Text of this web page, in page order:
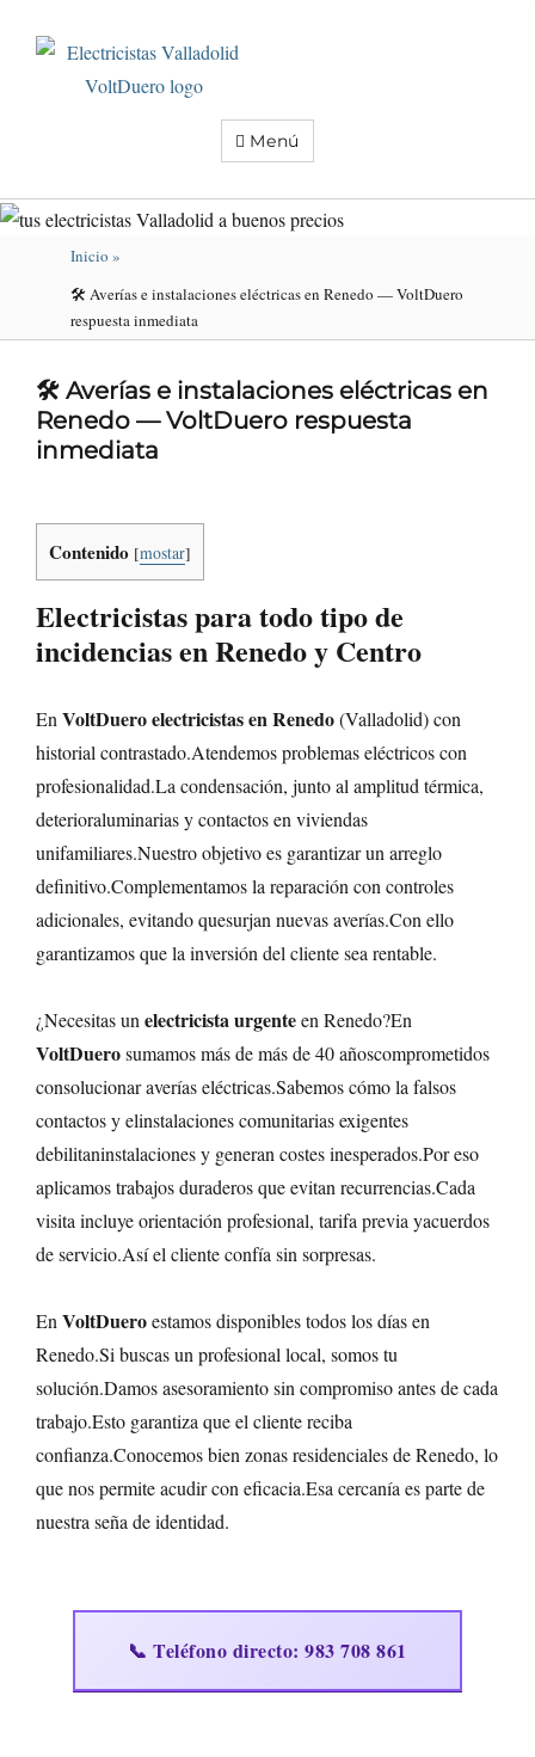
Electricistas
Valladolid
Menú
Inicio »
🛠️ Averías e instalaciones eléctricas en Renedo — VoltDuero
respuesta inmediata
🛠️ Averías e instalaciones eléctricas en
Renedo — VoltDuero respuesta
inmediata
Contenido [mostar]
Electricistas para todo tipo de
incidencias en Renedo y Centro
EnVoltDueroelectricistas en Renedo(Valladolid) con
historial contrastado.Atendemos problemas eléctricos con
profesionalidad.La condensación, junto al amplitud térmica,
deterioraluminarias y contactos en viviendas
unifamiliares.Nuestro objetivo es garantizar un arreglo
definitivo.Complementamos la reparación con controles
adicionales, evitando quesurjan nuevas averías.Con ello
garantizamos que la inversión del cliente sea rentable.
¿Necesitas unelectricista urgenteen Renedo?En
VoltDuerosumamos más de más de 40 añoscomprometidos
consolucionar averías eléctricas.Sabemos cómo la falsos
contactos y elinstalaciones comunitarias exigentes
debilitaninstalaciones y generan costes inesperados.Por eso
aplicamos trabajos duraderos que evitan recurrencias.Cada
visita incluye orientación profesional, tarifa previa yacuerdos
de servicio.Así el cliente confía sin sorpresas.
EnVoltDueroestamos disponibles todos los días en
Renedo.Si buscas un profesional local, somos tu
solución.Damos asesoramiento sin compromiso antes de cada
trabajo.Esto garantiza que el cliente reciba
confianza.Conocemos bien zonas residenciales de Renedo, lo
que nos permite acudir con eficacia.Esa cercanía es parte de
nuestra seña de identidad.
📞 Teléfono directo: 983 708 861